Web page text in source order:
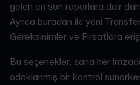
gelen en son raporlara dair
Ayrıca buradan iki yeni
Gereksinimler ve Fırsatlara
Bu seçenekler, sana her
odaklanmış bir kontrol